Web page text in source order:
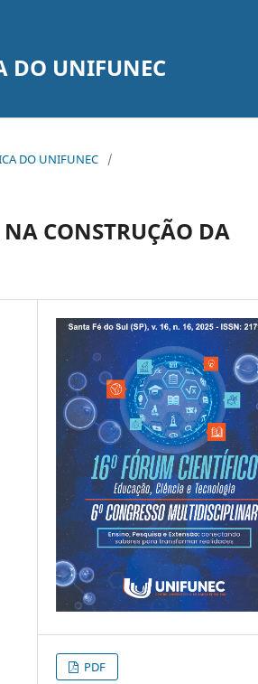
DO UNIFUNEC
DO UNIFUNEC
/
CONSTRUÇÃO DA
PDF